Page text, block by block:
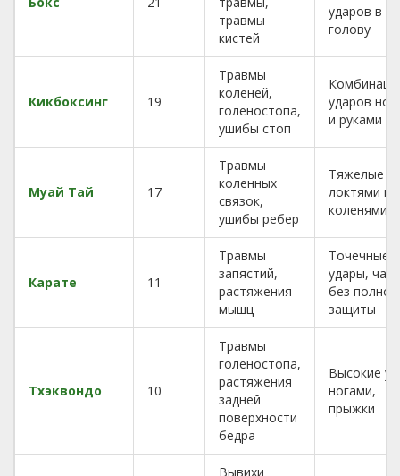
травмы
кистей
ударов в
голову
Кикбоксинг 19
Травмы
коленей,
голеностопа,
ушибы стоп
ударов
и руками
Муай Тай 17
Травмы
коленных
связок,
ушибы ребер
Тяжелые
локтями и
коленями
Карате 11
Травмы
запястий,
растяжения
мышц
Точечные
удары,
без полной
защиты
Тхэквондо 10
Травмы
голеностопа,
растяжения
задней
поверхности
бедра
Высокие
ногами,
прыжки
Вывихи